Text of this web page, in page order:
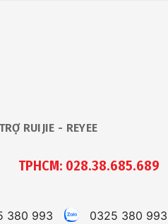
RUIJIE - REYEE
TPHCM: 028.38.685.689
380 993
0325 380 993